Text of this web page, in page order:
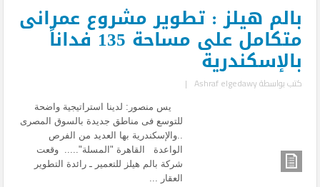
بالم هيلز : تطوير مشروع عمرانى
متكامل على مساحة 135 فداناً
بالإسكندرية
كتب بواسطةAshraf elgedawy
|
يس منصور: لدينا استراتيجية واضحة
للتوسع فى مناطق جديدة بالسوق المصرى
..والإسكندرية بها العديد من الفرص
الواعدة القاهرة "المسلة"..... وقعت
شركة بالم هيلز للتعمير ـ رائدة التطوير
العقار ...